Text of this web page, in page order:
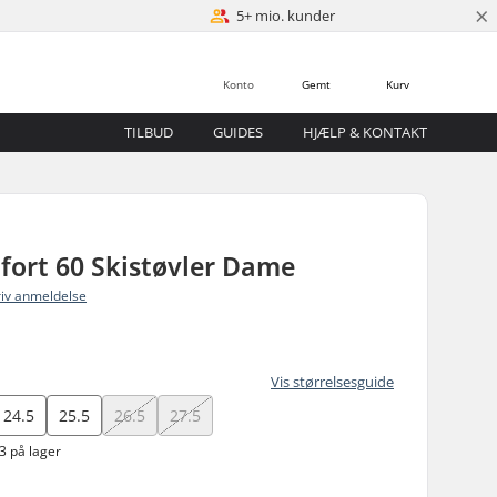
5+ mio. kunder ×
Kurv
Gemt
Konto
TILBUD GUIDES HJÆLP & KONTAKT
60 Skistøvler Dame
anmeldelse
Vis størrelsesguide
24.5 25.5 26.5 27.5
på lager